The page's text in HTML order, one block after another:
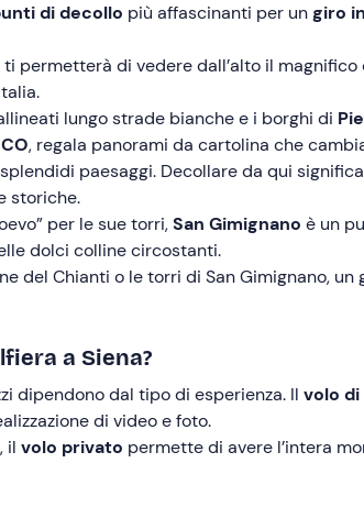
di decollo più affascinanti per ungiro
permetterà di vedere dall’alto il
lungo strade bianche e i borghi di
, regala panorami da cartolina che
paesaggi. Decollare da qui
storiche.
per le sue torri,San Gimignano è un
dolci colline circostanti.
del Chianti o le torri di San Gimignano,
a Siena?
dipendono dal tipo di esperienza. Il volo
di video e foto.
il volo privato permette di avere l’intera